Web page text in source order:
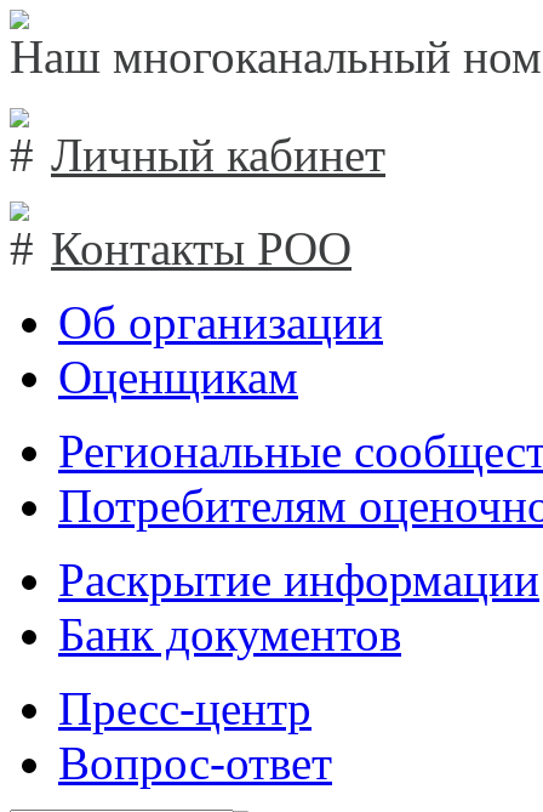
Наш многоканальный
Личный кабинет
Контакты РОО
Об организации
Оценщикам
Региональные
Потребителям
Раскрытие информации
Банк документов
Пресс-центр
Вопрос-ответ